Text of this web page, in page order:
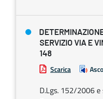
SERVIZIO VIA E
148
Scarica
D.Lgs. 152/2006